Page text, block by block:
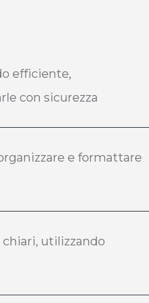
efficiente,
con sicurezza
e formattare
utilizzando